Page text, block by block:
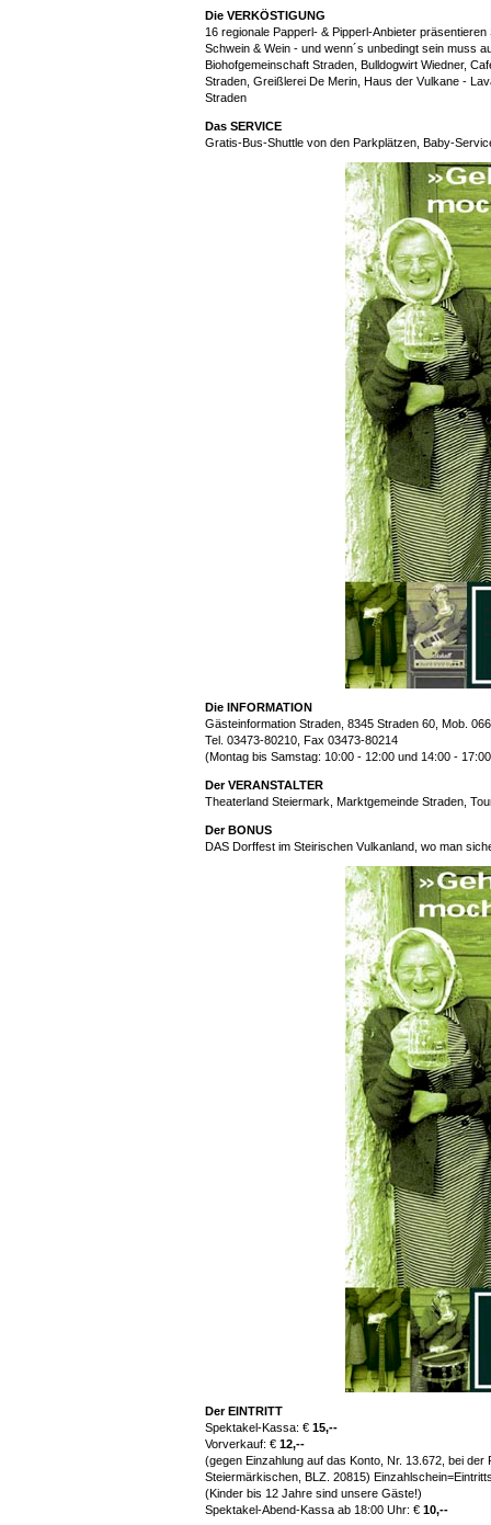
Die VERKÖSTIGUNG
16 regionale Papperl- & Pipperl-Anbieter
Schwein & Wein - und wenn´s unbedingt sein muss
Biohofgemeinschaft Straden, Bulldogwirt Wiedner,
Straden, Greißlerei De Merin, Haus der Vulkane -
Straden
Das SERVICE
Gratis-Bus-Shuttle von den Parkplätzen, Baby-
Die INFORMATION
Gästeinformation Straden, 8345 Straden 60, Mob.
Tel. 03473-80210, Fax 03473-80214
(Montag bis Samstag: 10:00 - 12:00 und 14:00 -
Der VERANSTALTER
Theaterland Steiermark, Marktgemeinde Straden,
Der BONUS
DAS Dorffest im Steirischen Vulkanland, wo man
Der EINTRITT
Spektakel-Kassa: € 15,--
Vorverkauf: € 12,--
(gegen Einzahlung auf das Konto, Nr. 13.672, bei
Steiermärkischen, BLZ. 20815)
(Kinder bis 12 Jahre sind unsere Gäste!)
Spektakel-Abend-Kassa ab 18:00 Uhr: € 10,--